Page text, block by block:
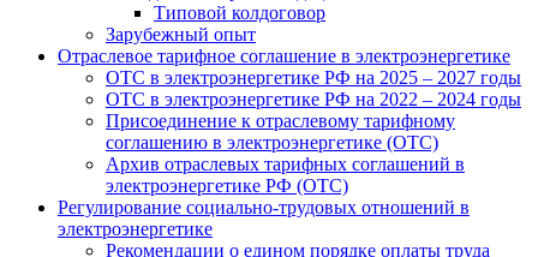
Типовой колдоговор
Зарубежный опыт
Отраслевое тарифное соглашение в электроэнергетике
ОТС в электроэнергетике РФ на 2025 – 2027 годы
ОТС в электроэнергетике РФ на 2022 – 2024 годы
Присоединение к отраслевому тарифному
соглашению в электроэнергетике (ОТС)
Архив отраслевых тарифных соглашений в
электроэнергетике РФ (ОТС)
Регулирование социально-трудовых отношений в
электроэнергетике
Рекомендации о едином порядке оплаты труда